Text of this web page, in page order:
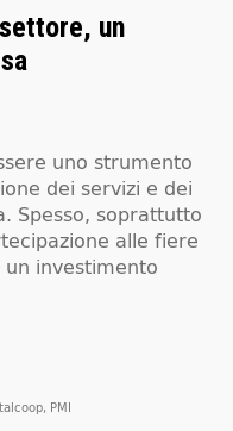
un
uno strumento
dei servizi e dei
Spesso, soprattutto
alle fiere
investimento
, PMI